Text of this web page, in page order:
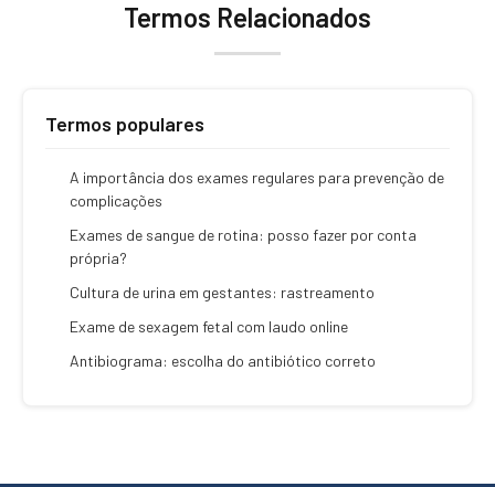
Termos Relacionados
Termos populares
A importância dos exames regulares para prevenção de
complicações
Exames de sangue de rotina: posso fazer por conta
própria?
Cultura de urina em gestantes: rastreamento
Exame de sexagem fetal com laudo online
Antibiograma: escolha do antibiótico correto